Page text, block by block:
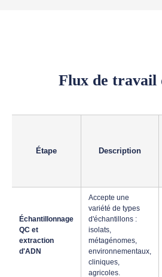
Flux de travail
Étape Description
Échantillonnage
QC et
extraction
d'ADN
Accepte une
variété de types
d'échantillons :
isolats,
métagénomes,
environnementaux,
cliniques,
agricoles.